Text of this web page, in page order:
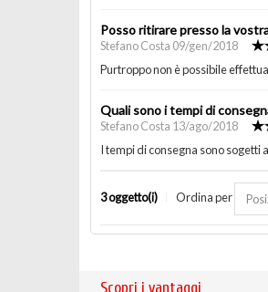
Posso ritirare presso la
Stefano Costa 09/gen/2018
Purtroppo non è possibile
Quali sono i tempi di
Stefano Costa 13/ago/2018
I tempi di consegna sono sogetti
3 oggetto(i) Ordina per
Scopri i vantaggi